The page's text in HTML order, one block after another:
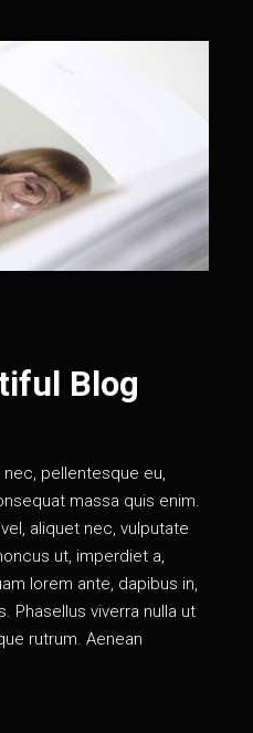
Blog
pellentesque eu,
massa quis enim.
aliquet nec, vulputate
ut, imperdiet a,
lorem ante, dapibus in,
Phasellus viverra nulla ut
rutrum. Aenean